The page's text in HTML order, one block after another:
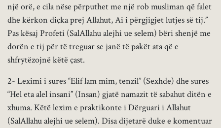
një orë, e cila nëse përputhet me një rob musliman që falet
dhe kërkon diçka prej Allahut, Ai i përgjigjet lutjes së tij.”
Pas kësaj Profeti (SalAllahu alejhi ue selem) bëri shenjë me
dorën e tij për të treguar se janë të pakët ata që e
shfrytëzojnë këtë çast.
2- Leximi i sures “Elif lam mim, tenzil” (Sexhde) dhe sures
“Hel eta alel insani” (Insan) gjatë namazit të sabahut ditën e
xhuma. Këtë lexim e praktikonte i Dërguari i Allahut
(SalAllahu alejhi ue selem). Disa dijetarë duke e komentuar